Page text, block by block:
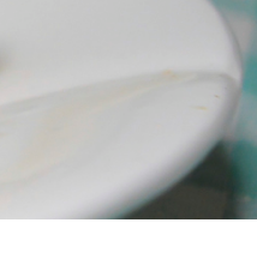
לְחַץ
ALT+0